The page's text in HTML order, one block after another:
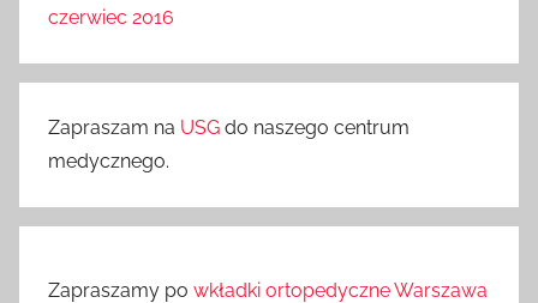
czerwiec 2016
Zapraszam na USG do naszego centrum
medycznego.
Zapraszamy po wkładki ortopedyczne Warszawa